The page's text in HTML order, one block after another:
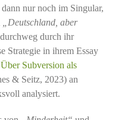
dann nur noch im Singular,
„Deutschland, aber
durch ihr
Strategie in ihrem Essay
Subversion als
& Seitz, 2023) an
analysiert.